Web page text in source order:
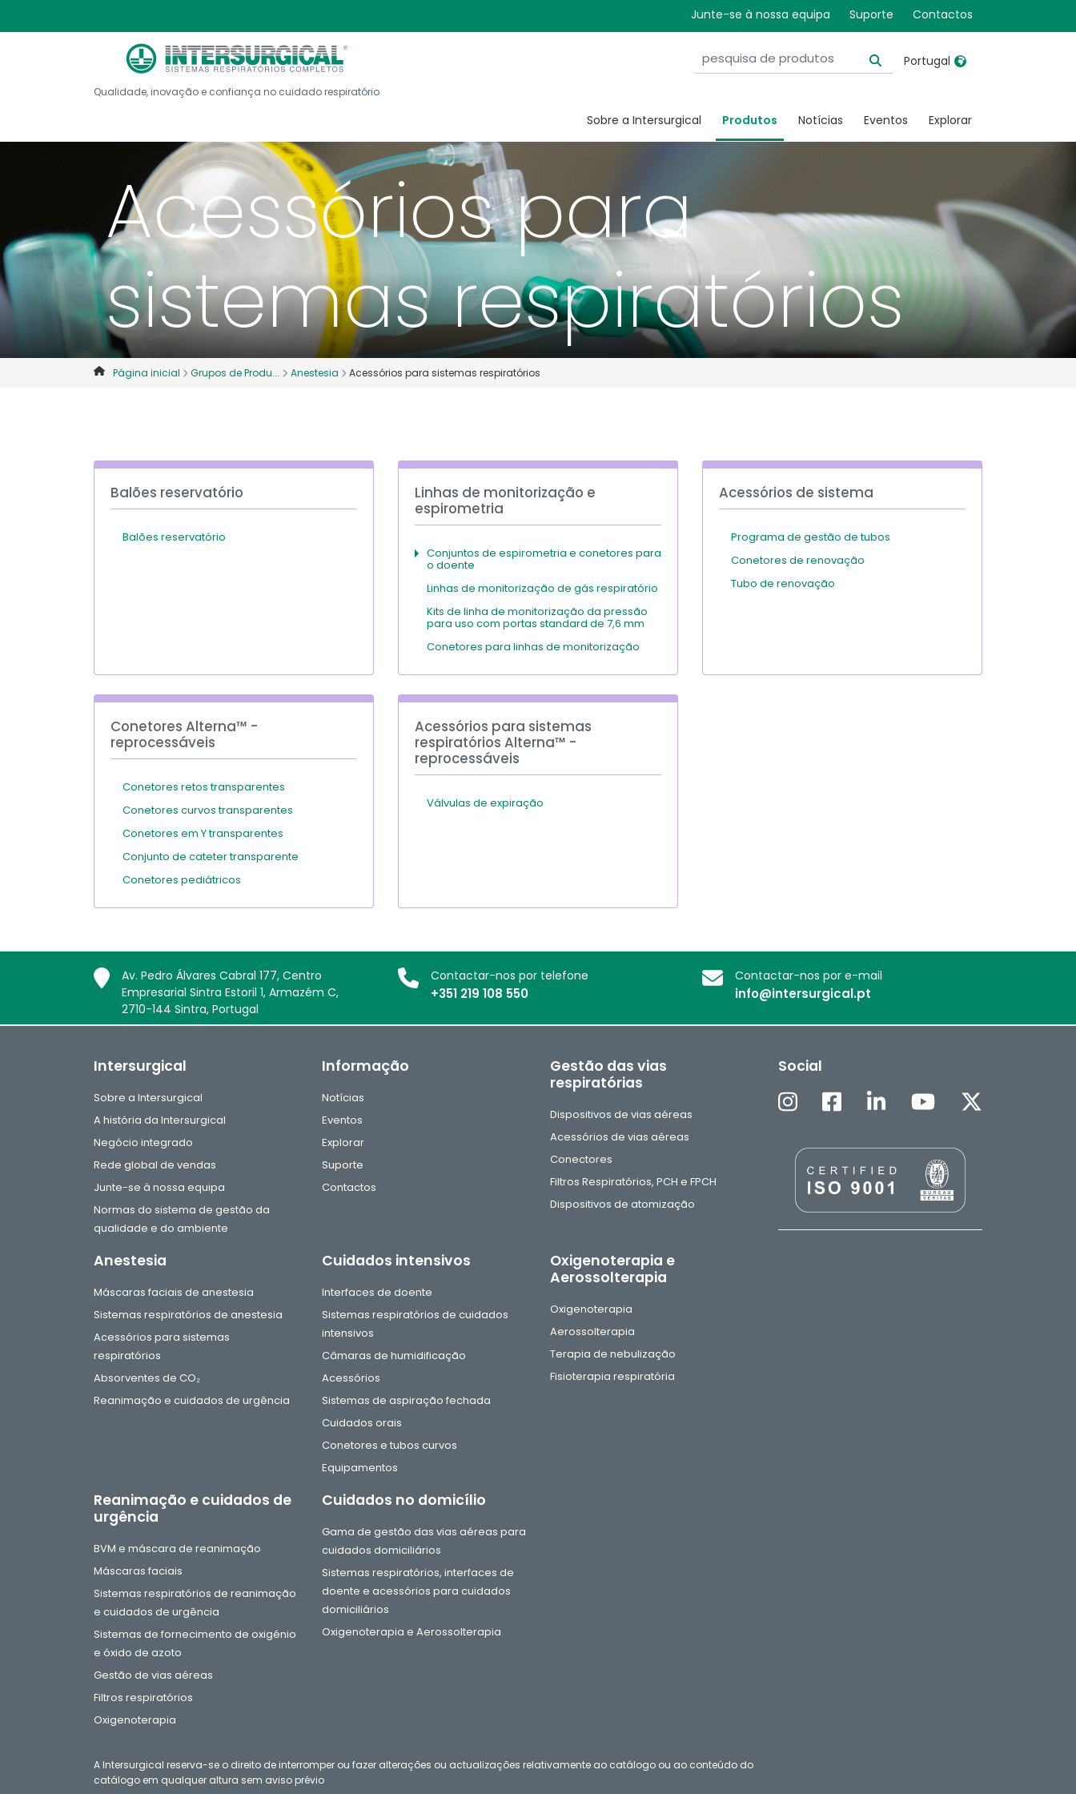
Junte-se à nossa equipa Suporte Contactos
Qualidade, inovação e confiança no cuidado respiratório
Portugal
United States
Belgique, Français
Canada, English
Canada, Français
China
Colombia
Denmark
Italia
Malaysia
Nederlands
Norway
Portugal
Russia
International English
Sobre a Intersurgical Produtos Notícias Eventos Explorar
Acessórios para
sistemas respiratórios
Página inicial Grupos de Produ... Anestesia Acessórios para sistemas respiratórios
Balões reservatório
Balões reservatório
Linhas de monitorização e
espirometria
Conjuntos de espirometria e conetores para
o doente
Linhas de monitorização de gás respiratório
Kits de linha de monitorização da pressão
para uso com portas standard de 7,6 mm
Conetores para linhas de monitorização
Acessórios de sistema
Programa de gestão de tubos
Conetores de renovação
Tubo de renovação
Conetores Alterna™ -
reprocessáveis
Conetores retos transparentes
Conetores curvos transparentes
Conetores em Y transparentes
Conjunto de cateter transparente
Conetores pediátricos
Acessórios para sistemas
respiratórios Alterna™ -
reprocessáveis
Válvulas de expiração
Av. Pedro Álvares Cabral 177, Centro
Empresarial Sintra Estoril 1, Armazém C,
2710-144 Sintra, Portugal
Contactar-nos por telefone
+351 219 108 550
Contactar-nos por e-mail
info@intersurgical.pt
Intersurgical
Sobre a Intersurgical
A história da Intersurgical
Negócio integrado
Rede global de vendas
Junte-se à nossa equipa
Normas do sistema de gestão da
qualidade e do ambiente
Informação
Notícias
Eventos
Explorar
Suporte
Contactos
Gestão das vias
respiratórias
Dispositivos de vias aéreas
Acessórios de vias aéreas
Conectores
Filtros Respiratórios, PCH e FPCH
Dispositivos de atomização
Anestesia
Máscaras faciais de anestesia
Sistemas respiratórios de anestesia
Acessórios para sistemas
respiratórios
Absorventes de CO₂
Reanimação e cuidados de urgência
Cuidados intensivos
Interfaces de doente
Sistemas respiratórios de cuidados
intensivos
Câmaras de humidificação
Acessórios
Sistemas de aspiração fechada
Cuidados orais
Conetores e tubos curvos
Equipamentos
Oxigenoterapia e
Aerossolterapia
Oxigenoterapia
Aerossolterapia
Terapia de nebulização
Fisioterapia respiratória
Reanimação e cuidados de
urgência
BVM e máscara de reanimação
Máscaras faciais
Sistemas respiratórios de reanimação
e cuidados de urgência
Sistemas de fornecimento de oxigénio
e óxido de azoto
Gestão de vias aéreas
Filtros respiratórios
Oxigenoterapia
Cuidados no domicílio
Gama de gestão das vias aéreas para
cuidados domiciliários
Sistemas respiratórios, interfaces de
doente e acessórios para cuidados
domiciliários
Oxigenoterapia e Aerossolterapia
A Intersurgical reserva-se o direito de interromper ou fazer alterações ou actualizações relativamente ao catálogo ou ao conteúdo do
catálogo em qualquer altura sem aviso prévio
Social